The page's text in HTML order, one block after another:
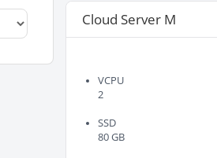
Cloud Server M
VCPU
2
SSD
80 GB